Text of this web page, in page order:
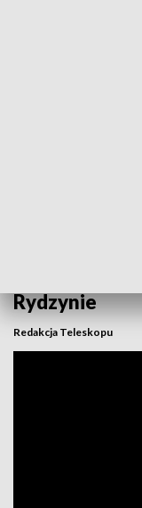
Rydzynie
Redakcja Teleskopu